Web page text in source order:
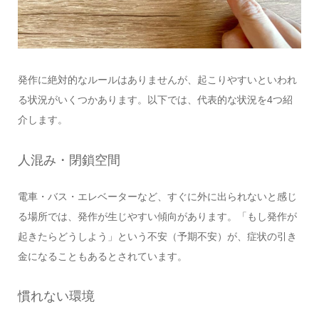
発作に絶対的なルールはありませんが、起こりやすいといわれ
る状況がいくつかあります。以下では、代表的な状況を4つ紹
介します。
人混み・閉鎖空間
電車・バス・エレベーターなど、すぐに外に出られないと感じ
る場所では、発作が生じやすい傾向があります。「もし発作が
起きたらどうしよう」という不安（予期不安）が、症状の引き
金になることもあるとされています。
慣れない環境